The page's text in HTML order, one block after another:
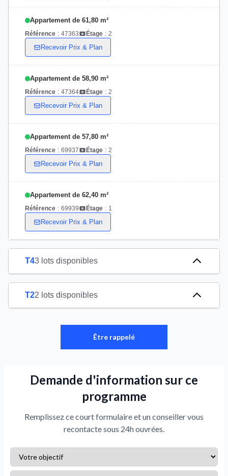
Appartement de 61,80 m²
Référence : 47363 Étage : 2
Recevoir Prix & Plan
Appartement de 58,90 m²
Référence : 47364 Étage : 2
Recevoir Prix & Plan
Appartement de 57,80 m²
Référence : 69937 Étage : 2
Recevoir Prix & Plan
Appartement de 62,40 m²
Référence : 69939 Étage : 1
Recevoir Prix & Plan
T43 lots disponibles
T22 lots disponibles
Être rappelé
Demande d'information sur ce
programme
Remplissez ce court formulaire et un conseiller vous
recontacte sous 24h ouvrées.